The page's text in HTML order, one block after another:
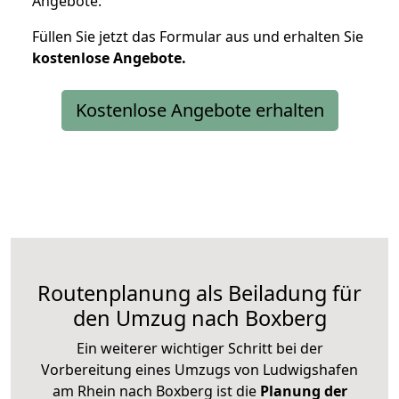
Füllen Sie jetzt das Formular aus und erhalten Sie
kostenloseAngebote.
Kostenlose Angebote erhalten
Routenplanung als Beiladung für
den Umzug nach Boxberg
Ein weiterer wichtiger Schritt bei der
Vorbereitung eines Umzugs von Ludwigshafen
am Rhein nach Boxberg ist diePlanung der